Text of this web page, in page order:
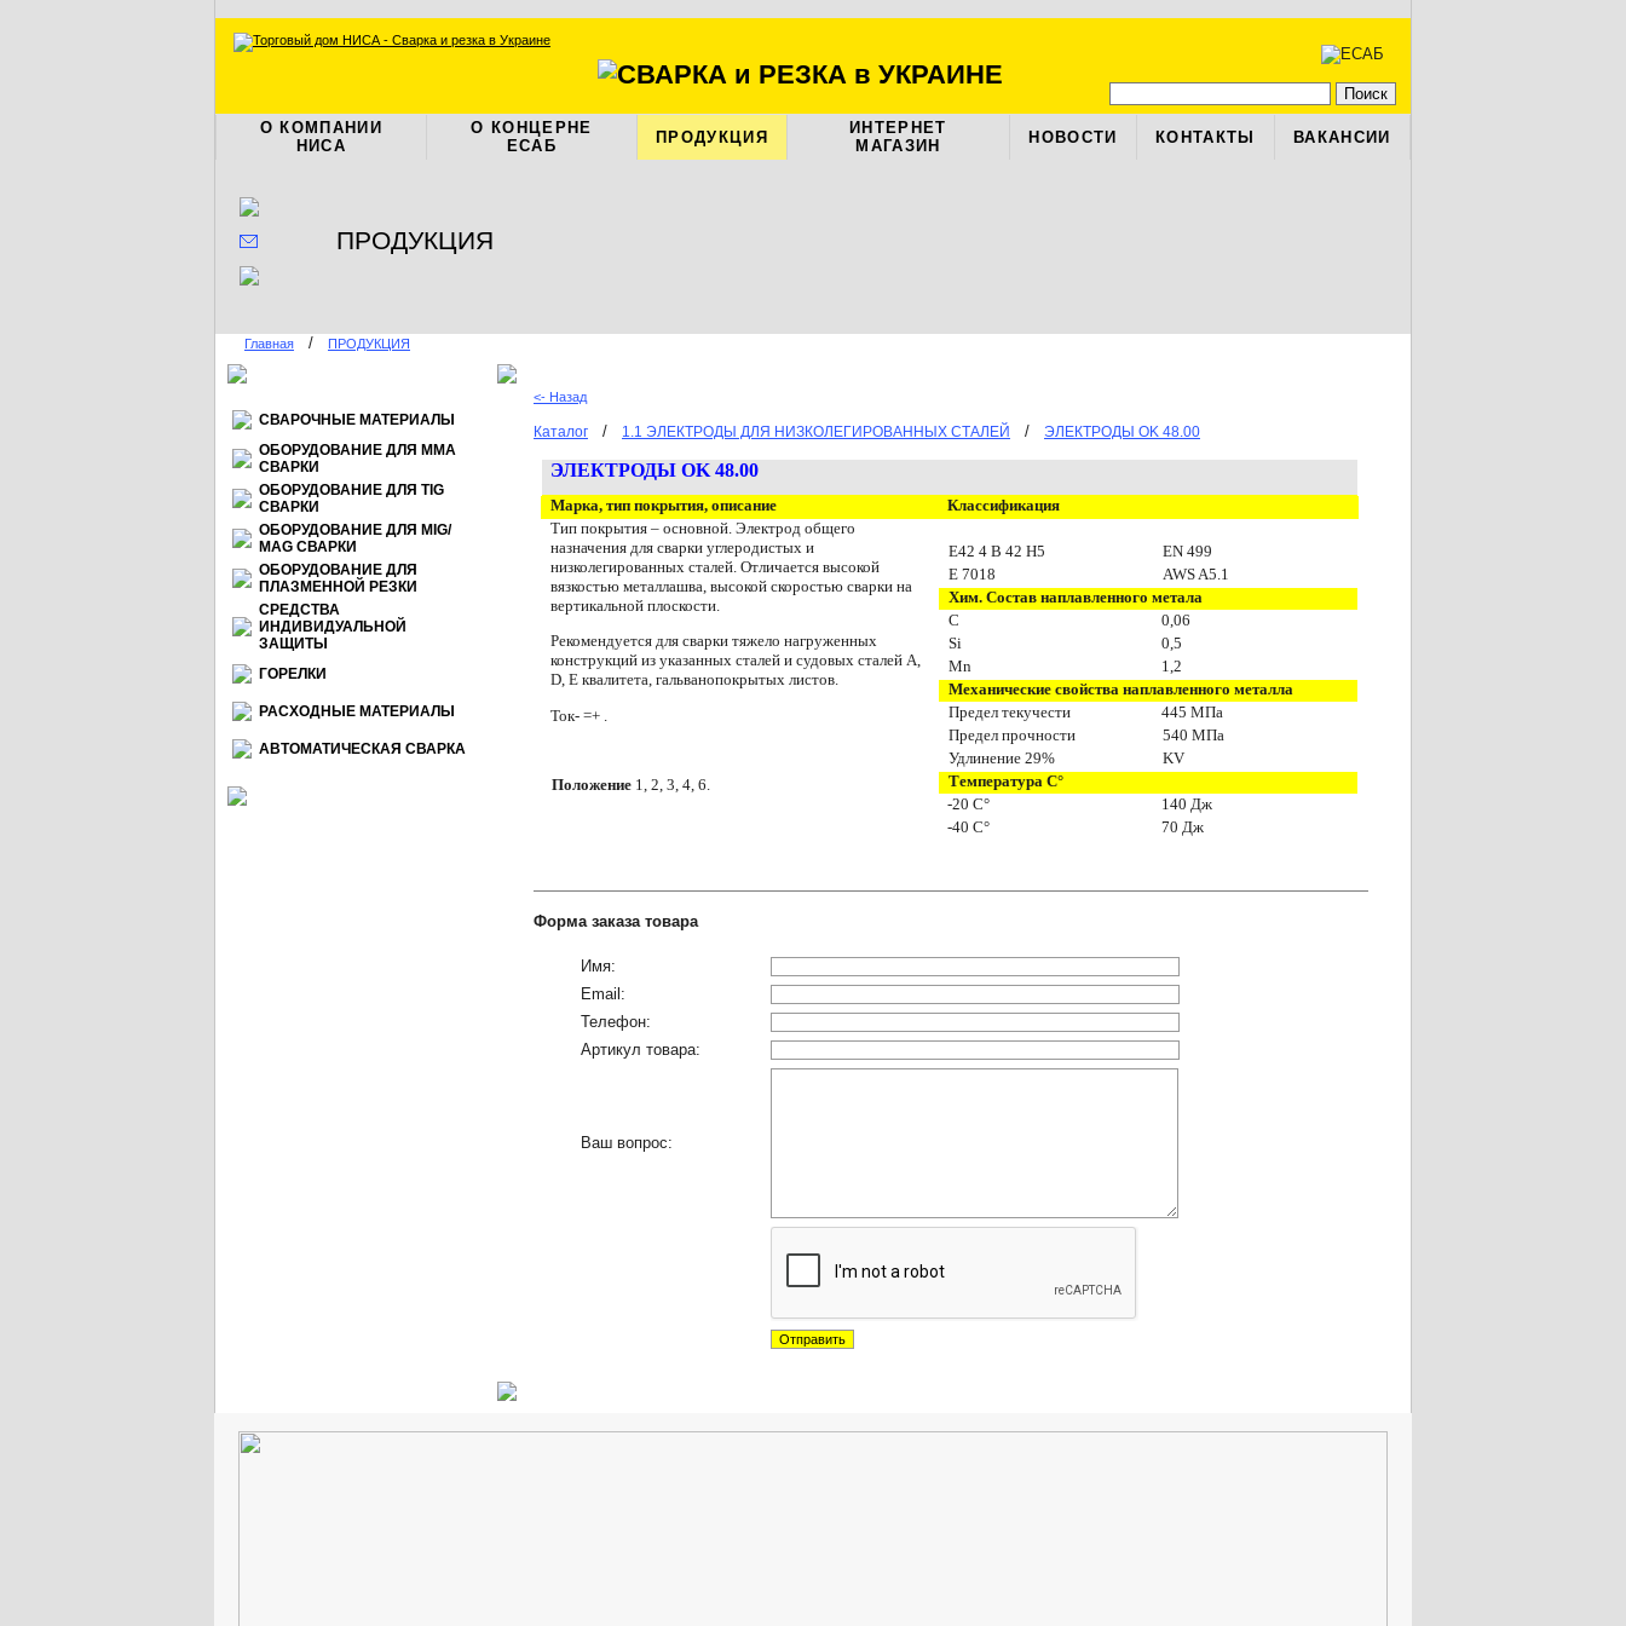
О КОМПАНИИ
НИСА
О КОНЦЕРНЕ
ЕСАБ
ПРОДУКЦИЯ
ИНТЕРНЕТ
МАГАЗИН
НОВОСТИ КОНТАКТЫ ВАКАНСИИ
ПРОДУКЦИЯ
Главная / ПРОДУКЦИЯ
СВАРОЧНЫЕ МАТЕРИАЛЫ
ОБОРУДОВАНИЕ ДЛЯ ММА
СВАРКИ
ОБОРУДОВАНИЕ ДЛЯ TIG
СВАРКИ
ОБОРУДОВАНИЕ ДЛЯ МIG/
МАG СВАРКИ
ОБОРУДОВАНИЕ ДЛЯ
ПЛАЗМЕННОЙ РЕЗКИ
СРЕДСТВА
ИНДИВИДУАЛЬНОЙ
ЗАЩИТЫ
ГОРЕЛКИ
РАСХОДНЫЕ МАТЕРИАЛЫ
АВТОМАТИЧЕСКАЯ СВАРКА
<- Назад
Каталог / 1.1 ЭЛЕКТРОДЫ ДЛЯ НИЗКОЛЕГИРОВАННЫХ СТАЛЕЙ / ЭЛЕКТРОДЫ OK 48.00
ЭЛЕКТРОДЫ OK 48.00
Марка, тип покрытия, описание
Классификация
Тип покрытия – основной. Электрод общего
назначения для сварки углеродистых и
низколегированных сталей. Отличается высокой
вязкостью металлашва, высокой скоростью сварки на
вертикальной плоскости.
Рекомендуется для сварки тяжело нагруженных
конструкций из указанных сталей и судовых сталей A,
D, Е квалитета, гальванопокрытых листов.
Ток- =+ .
Положение 1, 2, 3, 4, 6.
E42 4 B42 H5
EN 499
Е 7018
AWS A5.1
Хим. Состав наплавленного метала
С
0,06
Si
0,5
Mn
1,2
Механические свойства наплавленного металла
Предел текучести
445 МПа
Предел прочности
540 МПа
Удлинение29%
KV
Температура С°
-20 С° 140 Дж
-40 С° 70 Дж
Форма заказа товара
Имя:
Email:
Телефон:
Артикул товара:
Ваш вопрос: